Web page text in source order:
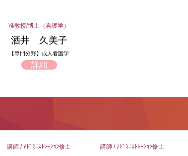
准教授/博士（看護学）
酒井 久美子
【専門分野】成人看護学
詳細
講師 / ｱﾄﾞﾐﾆｽﾄﾚｰｼｮﾝ修士 講師 / ｱﾄﾞﾐﾆｽﾄﾚｰｼｮﾝ修士